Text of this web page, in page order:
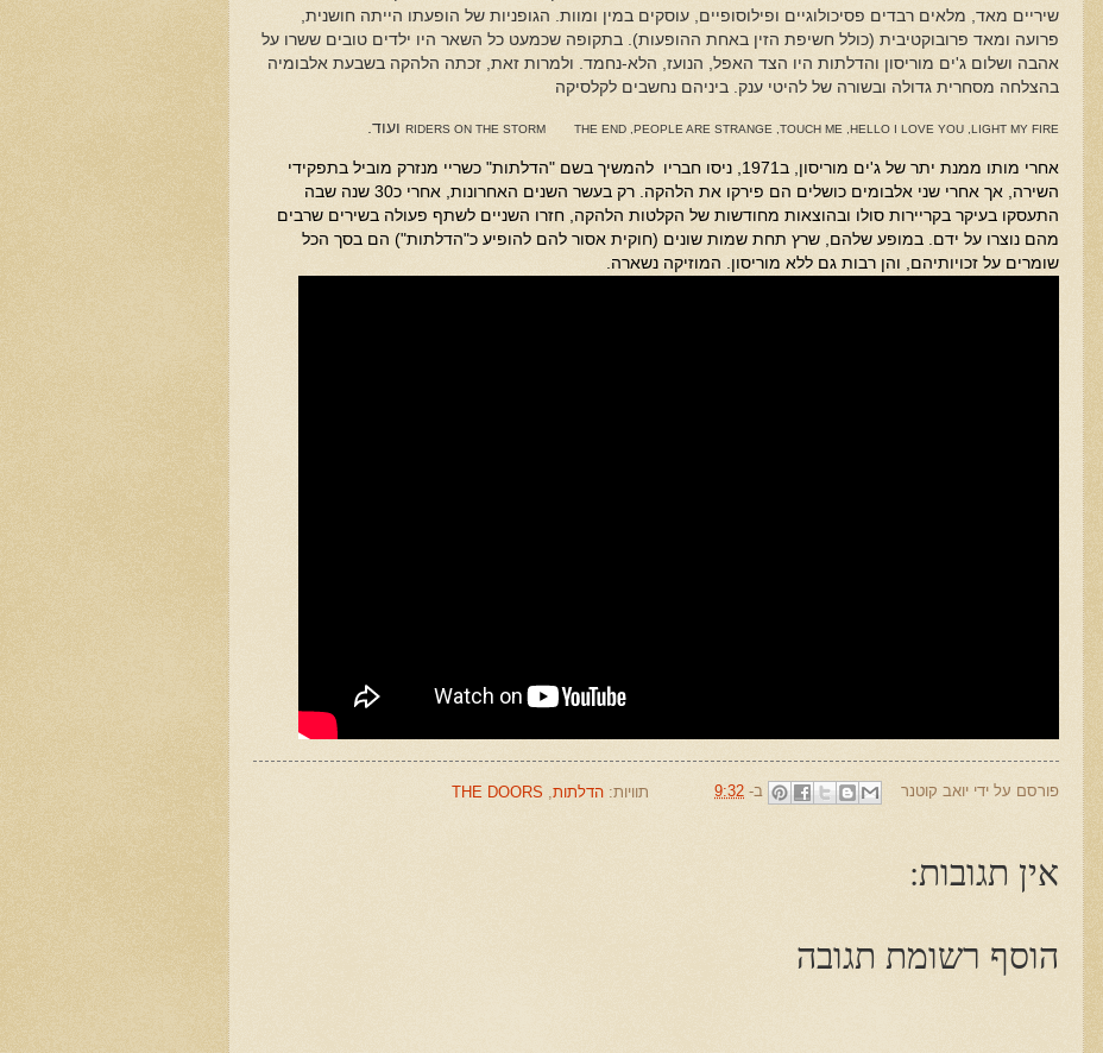
שיריים מאד, מלאים רבדים פסיכולוגיים ופילוסופיים, עוסקים במין ומוות. הגופניות של הופעתו הייתה חושנית,
פרועה ומאד פרובוקטיבית (כולל חשיפת הזין באחת ההופעות). בתקופה שכמעט כל השאר היו ילדים טובים ששרו על
אהבה ושלום ג'ים מוריסון והדלתות היו הצד האפל, הנועז, הלא-נחמד. ולמרות זאת, זכתה הלהקה בשבעת אלבומיה
בהצלחה מסחרית גדולה ובשורה של להיטי ענק. ביניהם נחשבים לקלסיקה
LIGHT MY FIRE
HELLO I LOVE YOU
TOUCH ME
PEOPLE ARE STRANGE
THE END
RIDERS ON THE STORM ועוד.
אחרי מותו ממנת יתר של ג'ים מוריסון, ב1971, ניסו חבריו להמשיך בשם "הדלתות" כשריי מנזרק מוביל בתפקידי
השירה, אך אחרי שני אלבומים כושלים הם פירקו את הלהקה. רק בעשר השנים האחרונות, אחרי כ30 שנה שבה
התעסקו בעיקר בקריירות סולו ובהוצאות מחודשות של הקלטות הלהקה, חזרו השניים לשתף פעולה בשירים שרבים
מהם נוצרו על ידם. במופע שלהם, שרץ תחת שמות שונים (חוקית אסור להם להופיע כ"הדלתות") הם בסך הכל
שומרים על זכויותיהם, והן רבות גם ללא מוריסון. המוזיקה נשארה.
פורסם על ידי יואב קוטנר ב- 9:32 תוויות:הדלתות THE DOORS
אין תגובות:
הוסף רשומת תגובה